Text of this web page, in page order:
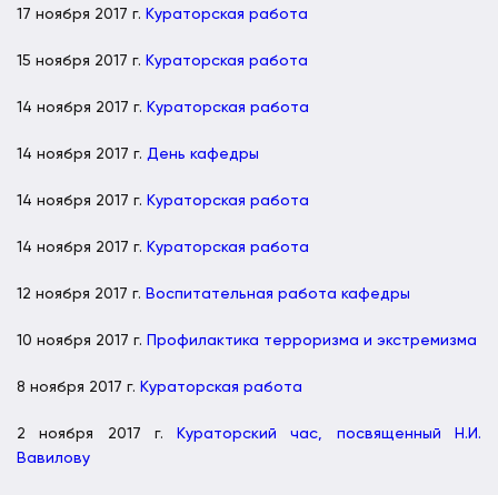
17 ноября 2017 г. Кураторская работа
15 ноября 2017 г. Кураторская работа
14 ноября 2017 г. Кураторская работа
14 ноября 2017 г. День кафедры
14 ноября 2017 г. Кураторская работа
14 ноября 2017 г. Кураторская работа
12 ноября 2017 г. Воспитательная работа кафедры
10 ноября 2017 г. Профилактика терроризма и экстремизма
8 ноября 2017 г. Кураторская работа
2 ноября 2017 г.
Кураторский час, посвященный Н.И.
Вавилову